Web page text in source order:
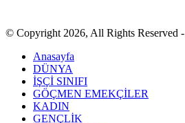
© Copyright 2026, All Rights Reserved -
Anasayfa
DÜNYA
İŞÇİ SINIFI
GÖÇMEN EMEKÇİLER
KADIN
GENÇLİK